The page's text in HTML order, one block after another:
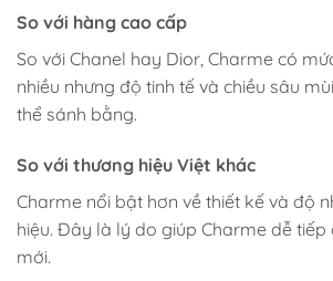
So với hàng cao cấp
So với Chanel hay Dior, Charme có
nhiều nhưng độ tinh tế và chiều sâu
thể sánh bằng.
So với thương hiệu Việt khác
Charme nổi bật hơn về thiết kế và độ
hiệu. Đây là lý do giúp Charme dễ tiếp
mới.